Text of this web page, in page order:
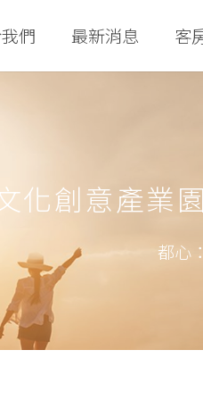
們 最新消息 客
化創意產業
都心